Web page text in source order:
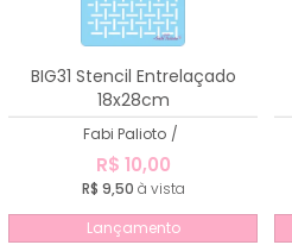
BIG31 Stencil Entrelaçado
18x28cm
Fabi Palioto /
R$ 10,00
R$ 9,50 à vista
Lançamento